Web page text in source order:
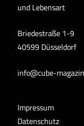
und Lebensart
Briedestraße 1-9
40599 Düsseldorf
info@cube-
Impressum
Datenschutz